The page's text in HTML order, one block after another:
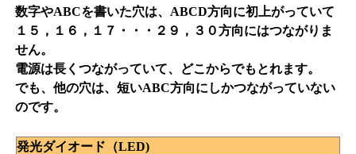
数字やABCを書いた穴は、ABCD方向に初上がっていて
１５，１６，１７・・・２９，３０方向にはつながりま
せん。
電源は長くつながっていて、どこからでもとれます。
でも、他の穴は、短いABC方向にしかつながっていない
のです。
発光ダイオード（LED)